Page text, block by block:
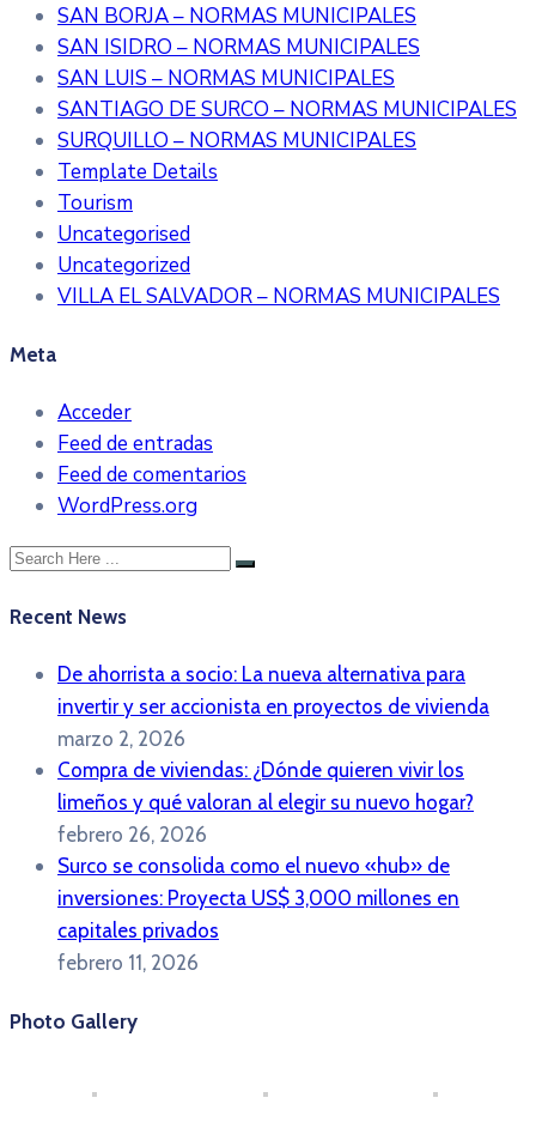
SAN BORJA – NORMAS MUNICIPALES
SAN ISIDRO – NORMAS MUNICIPALES
SAN LUIS – NORMAS MUNICIPALES
SANTIAGO DE SURCO – NORMAS MUNICIPALES
SURQUILLO – NORMAS MUNICIPALES
Template Details
Tourism
Uncategorised
Uncategorized
VILLA EL SALVADOR – NORMAS MUNICIPALES
Meta
Acceder
Feed de entradas
Feed de comentarios
WordPress.org
Recent News
De ahorrista a socio: La nueva alternativa para
invertir y ser accionista en proyectos de vivienda
marzo 2, 2026
Compra de viviendas: ¿Dónde quieren vivir los
limeños y qué valoran al elegir su nuevo hogar?
febrero 26, 2026
Surco se consolida como el nuevo «hub» de
inversiones: Proyecta US$ 3,000 millones en
capitales privados
febrero 11, 2026
Photo Gallery